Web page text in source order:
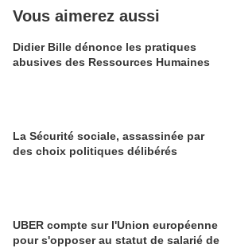
Vous aimerez aussi
Didier Bille dénonce les pratiques
abusives des Ressources Humaines
La Sécurité sociale, assassinée par
des choix politiques délibérés
UBER compte sur l'Union européenne
pour s'opposer au statut de salarié de